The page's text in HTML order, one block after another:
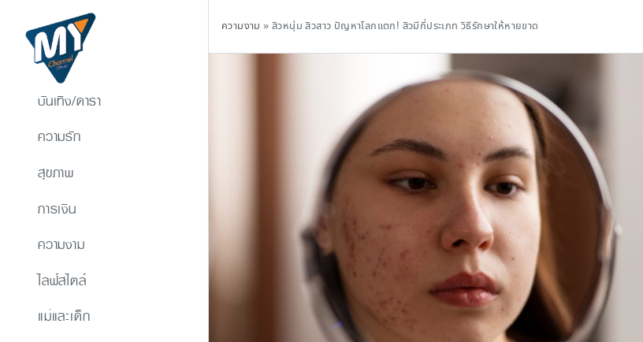
บันเทิง/ดารา
ความรัก
สุขภาพ
การเงิน
ความงาม
ไลฟ์สไตล์
แม่และเด็ก
ความงาม »สิวหนุ่ม สิวสาว ปัญหาโลกแตก! สิวมีกี่ประเภท วิธีรักษาให้หายขาด